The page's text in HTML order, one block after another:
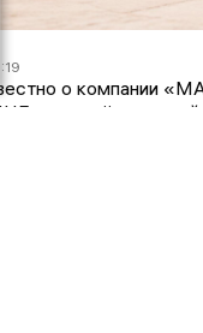
о компании
самолёт которой